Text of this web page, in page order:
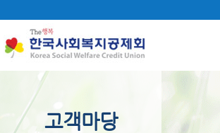
고객마당